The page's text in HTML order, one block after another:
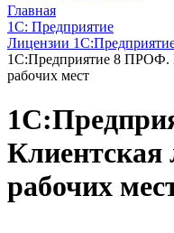
Главная
1С: Предприятие
Лицензии
1С:Предприятие 8 ПРОФ.
рабочих мест
Клиентская
рабочих